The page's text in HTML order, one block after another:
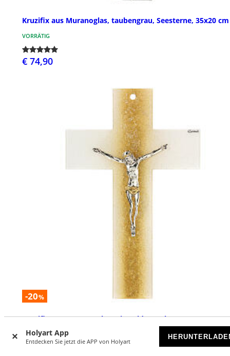
Holyart App
Entdecken Sie jetzt die APP von Holyart
Kruzifix aus Muranoglas, taubengrau, Seesterne, 35x20 cm
VORRÄTIG
€ 74,90
-20%
Kruzifix aus Murano-Glas mit Goldgranulat 35x25cm
VORRÄTIG